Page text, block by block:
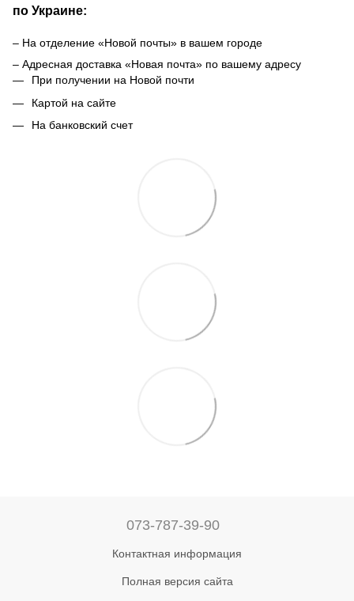
по Украине:
– На отделение «Новой почты» в вашем городе
– Адресная доставка «Новая почта» по вашему адресу
При получении на Новой почти
Картой на сайте
На банковский счет
073-787-39-90
Контактная информация
Полная версия сайта